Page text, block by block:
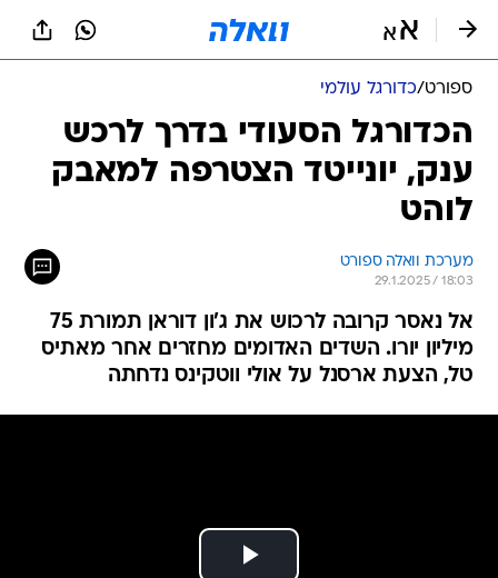
ספורט/כדורגל עולמי
הכדורגל הסעודי בדרך לרכש
ענק, יונייטד הצטרפה למאבק
לוהט
מערכת וואלה ספורט
29.1.2025 / 18:03
אל נאסר קרובה לרכוש את ג'ון דוראן תמורת 75
מיליון יורו. השדים האדומים מחזרים אחר מאתיס
טל, הצעת ארסנל על אולי ווטקינס נדחתה